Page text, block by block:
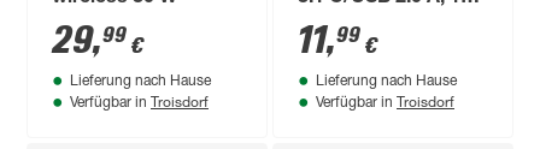
29,99 €
Lieferung nach Hause
Verfügbar in Troisdorf
cm
11,99 €
Lieferung nach Hause
Verfügbar in Troisdorf